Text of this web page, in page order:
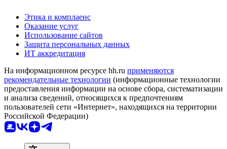
Этика и комплаенс
Оказание услуг
Использование сайтов
Защита персональных данных
ИТ аккредитация
На информационном ресурсе hh.ru применяются
рекомендательные технологии (информационные технологии
предоставления информации на основе сбора, систематизации
и анализа сведений, относящихся к предпочтениям
пользователей сети «Интернет», находящихся на территории
Российской Федерации)